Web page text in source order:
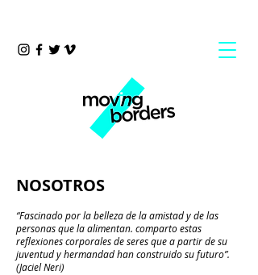
NOSOTROS
“Fascinado por la belleza de la amistad y de las
personas que la alimentan. comparto estas
reflexiones corporales de seres que a partir de su
juventud y hermandad han construido su futuro”.
(Jaciel Neri)